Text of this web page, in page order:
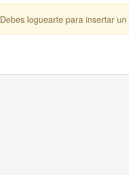
Debes loguearte para insertar